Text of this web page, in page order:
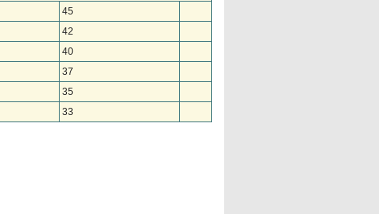
45
42
40
37
35
33